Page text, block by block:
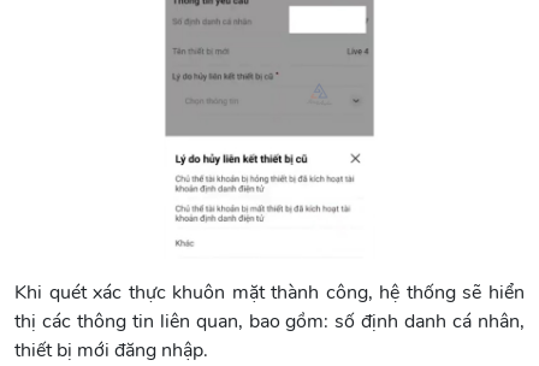
Khi quét xác thực khuôn mặt thành công, hệ thống sẽ hiển
thị các thông tin liên quan, bao gồm: số định danh cá nhân,
thiết bị mới đăng nhập.